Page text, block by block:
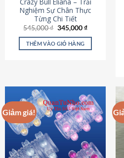
Crazy Bull Eliana – Trải
Nghiệm Sự Chân Thực
Từng Chi Tiết
545,000₫ Giá
là:
545,000 ₫.
345,000₫Giá
tại
THÊM VÀO GIỎ HÀNG
Giảm giá!